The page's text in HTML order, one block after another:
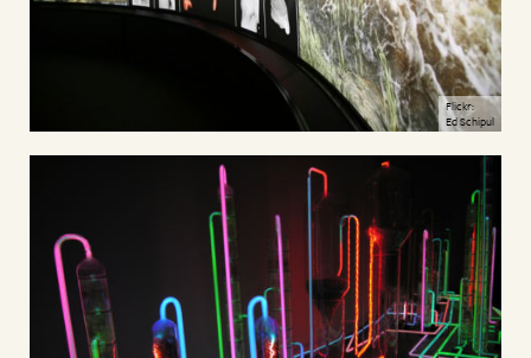
Flickr:
Ed Schipul